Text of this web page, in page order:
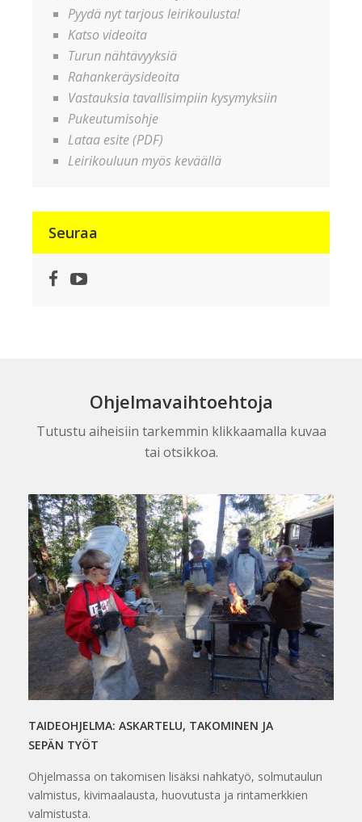
Pyydä nyt tarjous leirikoulusta!
Katso videoita
Turun nähtävyyksiä
Rahankeräysideoita
Vastauksia tavallisimpiin kysymyksiin
Pukeutumisohje
Lataa esite (PDF)
Leirikouluun myös keväällä
Seuraa
Facebook
YouTube
Ohjelmavaihtoehtoja
Tutustu aiheisiin tarkemmin klikkaamalla kuvaa
tai otsikkoa.
TAIDEOHJELMA: ASKARTELU, TAKOMINEN JA
SEPÄN TYÖT
Ohjelmassa on takomisen lisäksi nahkatyö, solmutaulun
valmistus, kivimaalausta, huovutusta ja rintamerkkien
valmistusta.